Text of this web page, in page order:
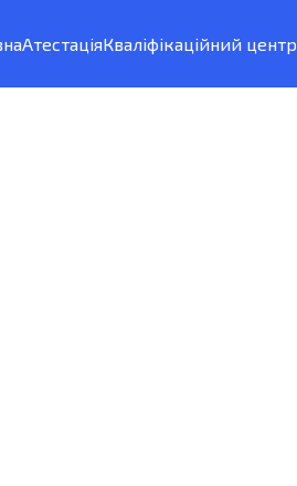
АтестаціяКваліфікаційний центр